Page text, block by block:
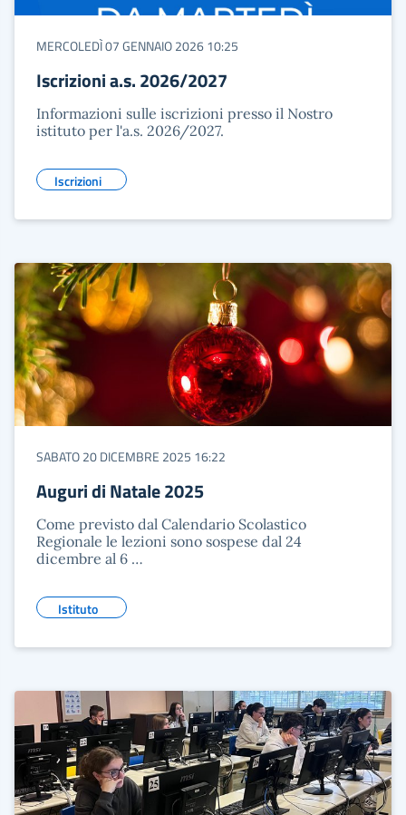
MERCOLEDÌ 07 GENNAIO 2026 10:25
Iscrizioni a.s. 2026/2027
Informazioni sulle iscrizioni presso il Nostro
istituto per l'a.s. 2026/2027.
Iscrizioni
SABATO 20 DICEMBRE 2025 16:22
Auguri di Natale 2025
Come previsto dal Calendario Scolastico
Regionale le lezioni sono sospese dal 24
dicembre al 6 …
Istituto